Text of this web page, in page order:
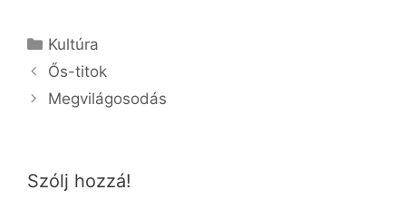
Kategória
Kultúra
Ős-titok
Megvilágosodás
Szólj hozzá!